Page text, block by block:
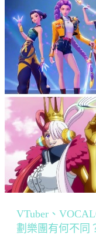
VTuber、
劃樂團有何不同